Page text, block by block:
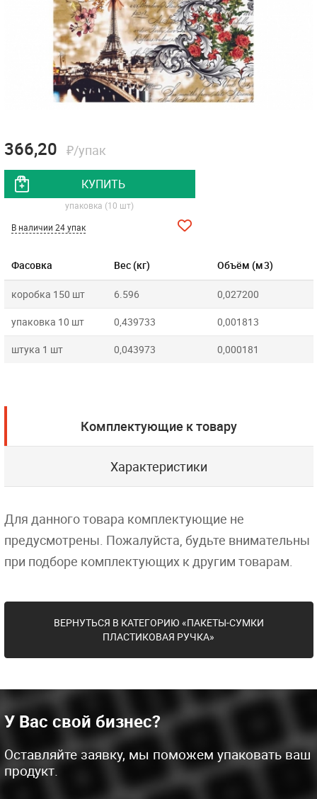
Фасовка Вес (кг) Объём (м3)
коробка 150 шт 6.596 0,027200
упаковка 10 шт 0,439733 0,001813
штука 1 шт 0,043973 0,000181
366,20 ₽/упак
КУПИТЬ
упаковка (10 шт)
В наличии 24 упак
Комплектующие к товару
Характеристики
Для данного товара комплектующие не
предусмотрены. Пожалуйста, будьте внимательны
при подборе комплектующих к другим товарам.
ВЕРНУТЬСЯ В КАТЕГОРИЮ «ПАКЕТЫ-СУМКИ
ПЛАСТИКОВАЯ РУЧКА»
У Вас свой бизнес?
Оставляйте заявку, мы поможем упаковать ваш
продукт.